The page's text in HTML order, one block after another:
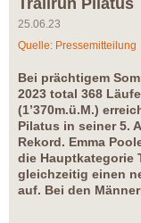
Trailrun Pilatus
25.06.23
Quelle: Pressemitteilung
Bei prächtigem
2023 total 368
(1’370m.ü.M.)
Pilatus in seiner 5.
Rekord. Emma
die Hauptkategorie
gleichzeitig einen
auf. Bei den